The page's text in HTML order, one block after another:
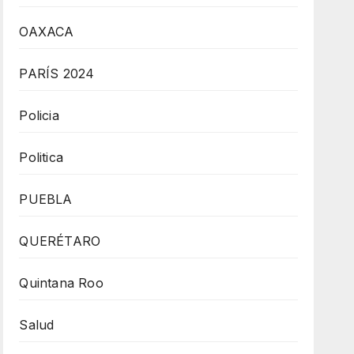
OAXACA
PARÍS 2024
Policia
Politica
PUEBLA
QUERÉTARO
Quintana Roo
Salud